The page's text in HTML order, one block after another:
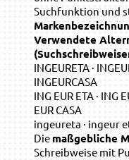
Suchfunktion und
Verwendete
INGEURETA ·
INGEURCASA
ING EUR ETA · ING
EUR CASA
ingeureta · ingeur
Die maßgebliche
Schreibweise mit